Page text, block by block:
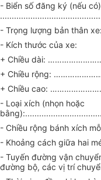
- Biển số đăng ký (nếu
- Trọng lượng bản
- Kích thước của xe:
+ Chiều dài:
+ Chiều rộng:
+ Chiều cao:
- Loại xích (nhọn hoặc
- Chiều rộng bánh xích
- Khoảng cách giữa hai
- Tuyến đường vận
đường bộ, các vị trí